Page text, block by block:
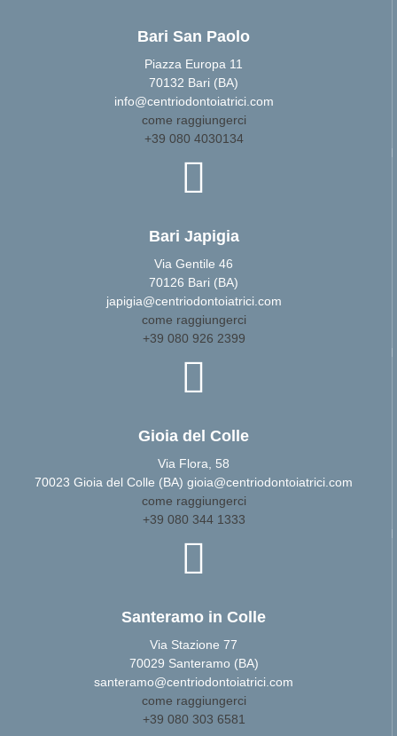
Bari San Paolo
Piazza Europa 11
70132 Bari (BA)
info@centriodontoiatrici.com
come raggiungerci
+39 080 4030134
Bari Japigia
Via Gentile 46
70126 Bari (BA)
japigia@centriodontoiatrici.com
come raggiungerci
+39 080 926 2399
Gioia del Colle
Via Flora, 58
70023 Gioia del Colle (BA) gioia@centriodontoiatrici.com
come raggiungerci
+39 080 344 1333
Santeramo in Colle
Via Stazione 77
70029 Santeramo (BA)
santeramo@centriodontoiatrici.com
come raggiungerci
+39 080 303 6581